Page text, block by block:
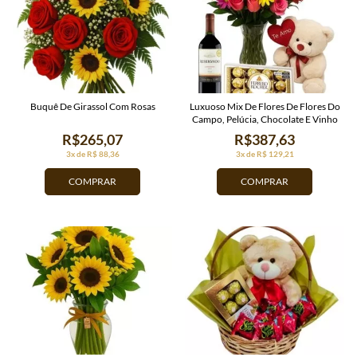
COMPRAR
3x de R$ 88,36
R$265,07
Buquê De Girassol Com Rosas
COMPRAR
3x de R$ 129,21
R$387,63
Luxuoso Mix De Flores De Flores Do
Campo, Pelúcia, Chocolate E Vinho